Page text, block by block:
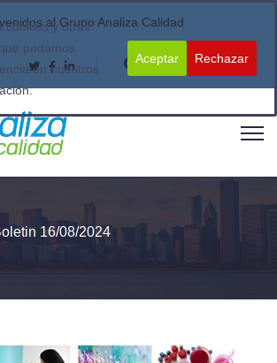
al Grupo Analiza Calidad
16/08/2024
cookies y otras
podamos
en nuestros
Aceptar Rechazar